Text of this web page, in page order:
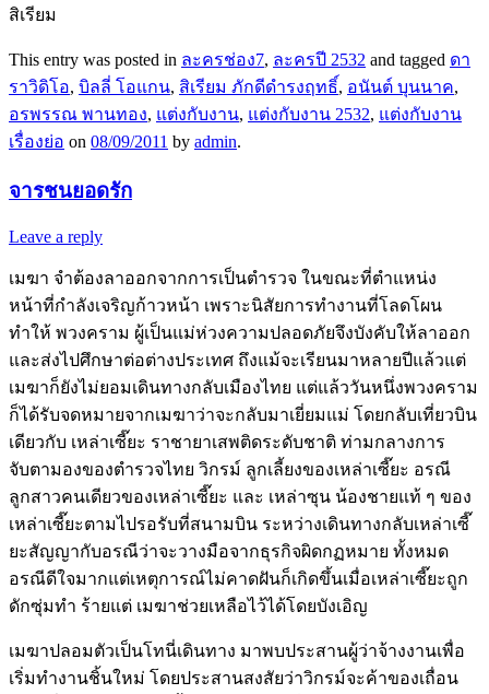
สิเรียม
This entry was posted in ละครช่อง7, ละครปี 2532 and tagged ดา
ราวิดิโอ, บิลลี่ โอแกน, สิเรียม ภักดีดำรงฤทธิ์, อนันต์ บุนนาค,
อรพรรณ พานทอง, แต่งกับงาน, แต่งกับงาน 2532, แต่งกับงาน
เรื่องย่อ on 08/09/2011 by admin.
จารชนยอดรัก
Leave a reply
เมฆา จำต้องลาออกจากการเป็นตำรวจ ในขณะที่ตำแหน่ง
หน้าที่กำลังเจริญก้าวหน้า เพราะนิสัยการทำงานที่โลดโผน
ทำให้ พวงคราม ผู้เป็นแม่ห่วงความปลอดภัยจึงบังคับให้ลาออก
และส่งไปศึกษาต่อต่างประเทศ ถึงแม้จะเรียนมาหลายปีแล้วแต่
เมฆาก็ยังไม่ยอมเดินทางกลับเมืองไทย แต่แล้ววันหนึ่งพวงคราม
ก็ได้รับจดหมายจากเมฆาว่าจะกลับมาเยี่ยมแม่ โดยกลับเที่ยวบิน
เดียวกับ เหล่าเซี๊ยะ ราชายาเสพติดระดับชาติ ท่ามกลางการ
จับตามองของตำรวจไทย วิกรม์ ลูกเลี้ยงของเหล่าเซี๊ยะ อรณี
ลูกสาวคนเดียวของเหล่าเซี๊ยะ และ เหล่าซุน น้องชายแท้ ๆ ของ
เหล่าเซี๊ยะตามไปรอรับที่สนามบิน ระหว่างเดินทางกลับเหล่าเซี๊
ยะสัญญากับอรณีว่าจะวางมือจากธุรกิจผิดกฏหมาย ทั้งหมด
อรณีดีใจมากแต่เหตุการณ์ไม่คาดฝันก็เกิดขึ้นเมื่อเหล่าเซี๊ยะถูก
ดักซุ่มทำ ร้ายแต่ เมฆาช่วยเหลือไว้ได้โดยบังเอิญ
เมฆาปลอมตัวเป็นโทนี่เดินทาง มาพบประสานผู้ว่าจ้างงานเพื่อ
เริ่มทำงานชิ้นใหม่ โดยประสานสงสัยว่าวิกรม์จะค้าของเถื่อน